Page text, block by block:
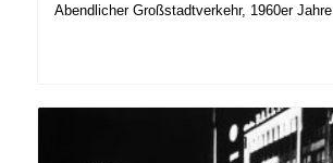
Abendlicher Großstadtverkehr, 1960er Jahre